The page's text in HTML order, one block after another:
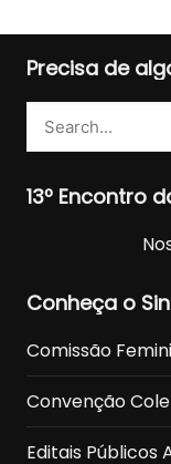
Precisa de
13º Encontro
Conheça o
Comissão
Convenção
Editais Públicos